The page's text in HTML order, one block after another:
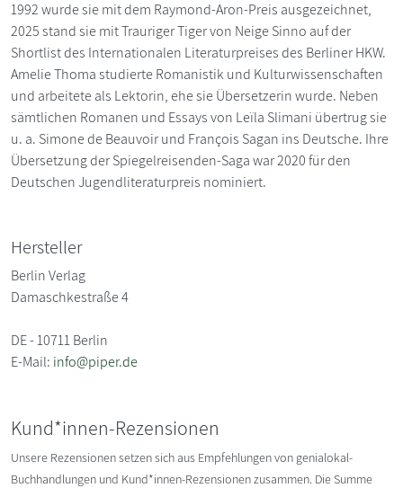
1992 wurde sie mit dem Raymond-Aron-Preis ausgezeichnet,
2025 stand sie mit Trauriger Tiger von Neige Sinno auf der
Shortlist des Internationalen Literaturpreises des Berliner HKW.
Amelie Thoma studierte Romanistik und Kulturwissenschaften
und arbeitete als Lektorin, ehe sie Übersetzerin wurde. Neben
sämtlichen Romanen und Essays von Leïla Slimani übertrug sie
u. a. Simone de Beauvoir und François Sagan ins Deutsche. Ihre
Übersetzung der Spiegelreisenden-Saga war 2020 für den
Deutschen Jugendliteraturpreis nominiert.
Hersteller
Berlin Verlag
Damaschkestraße 4
DE - 10711 Berlin
E-Mail: info@piper.de
Kund*innen-Rezensionen
Unsere Rezensionen setzen sich aus Empfehlungen von genialokal-
Buchhandlungen und Kund*innen-Rezensionen zusammen. Die Summe